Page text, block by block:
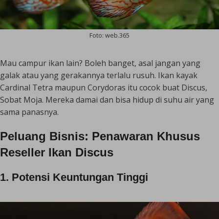
Foto: web.365
Mau campur ikan lain? Boleh banget, asal jangan yang
galak atau yang gerakannya terlalu rusuh. Ikan kayak
Cardinal Tetra maupun Corydoras itu cocok buat Discus,
Sobat Moja. Mereka damai dan bisa hidup di suhu air yang
sama panasnya.
Peluang Bisnis: Penawaran Khusus
Reseller Ikan Discus
1. Potensi Keuntungan Tinggi